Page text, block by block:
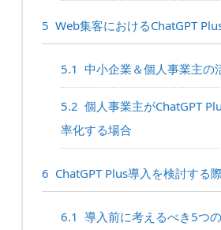
5 Web集客におけるChatGPT
5.1 中小企業＆個人事業主の
5.2 個人事業主がChatGPT
率化する場合
6 ChatGPT Plus導入を検討する
6.1 導入前に考えるべき5つ